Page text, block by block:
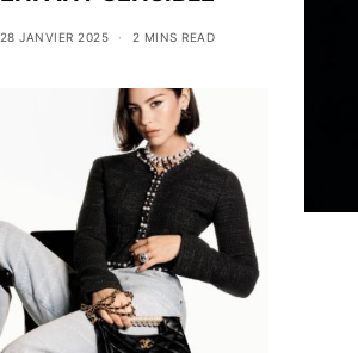
28 JANVIER 2025 2 MINS READ